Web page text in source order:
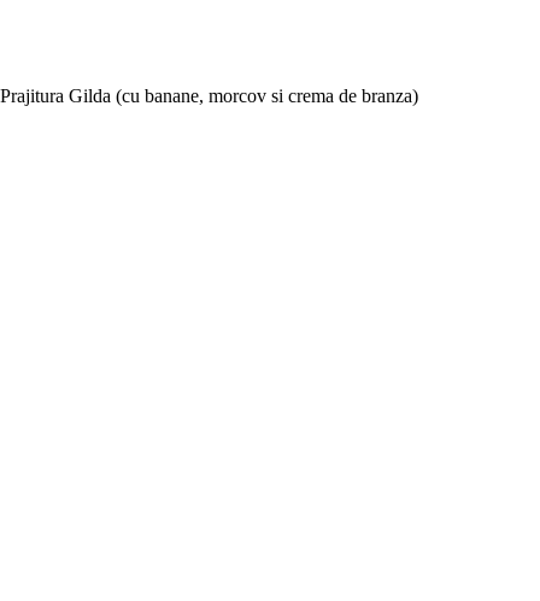
Prajitura Gilda (cu banane, morcov si crema de branza)